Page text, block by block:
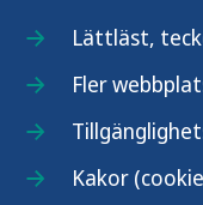
Lättläst,
Fler
Kakor